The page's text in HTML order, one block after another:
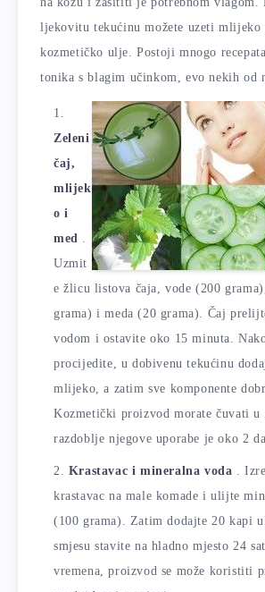
ljekovitu tekućinu možete uzeti
kozmetičko ulje. Postoji mnogo
tonika s blagim učinkom, evo nekih od
Zeleni
čaj,
mlijek
o i
med .
Uzmit
e žlicu listova čaja, vode (200
grama) i meda (20 grama). Čaj
vodom i ostavite oko 15 minuta.
procijedite, u dobivenu tekućinu
mlijeko, a zatim sve komponente
Kozmetički proizvod morate čuvati u
razdoblje njegove uporabe je oko 2
Krastavac i mineralna voda .
krastavac na male komade i ulijte
(100 grama). Zatim dodajte 20 kapi
smjesu stavite na hladno mjesto 24
vremena, proizvod se može koristiti